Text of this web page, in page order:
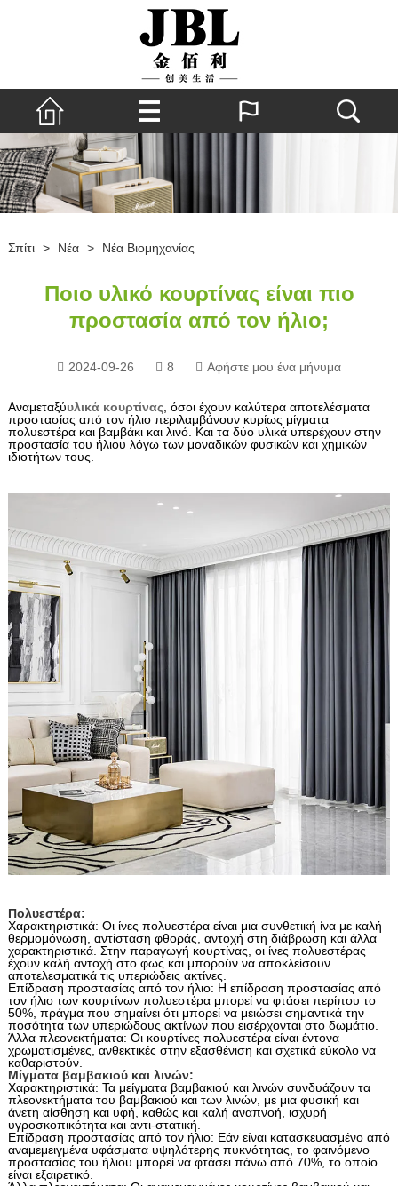
Σπίτι > Νέα > Νέα Βιομηχανίας
Ποιο υλικό κουρτίνας είναι πιο
προστασία από τον ήλιο;
2024-09-26 8 Αφήστε μου ένα μήνυμα
Αναμεταξύυλικά κουρτίνας, όσοι έχουν καλύτερα αποτελέσματα
προστασίας από τον ήλιο περιλαμβάνουν κυρίως μίγματα
πολυεστέρα και βαμβάκι και λινό. Και τα δύο υλικά υπερέχουν στην
προστασία του ήλιου λόγω των μοναδικών φυσικών και χημικών
ιδιοτήτων τους.
Πολυεστέρα:
Χαρακτηριστικά: Οι ίνες πολυεστέρα είναι μια συνθετική ίνα με καλή
θερμομόνωση, αντίσταση φθοράς, αντοχή στη διάβρωση και άλλα
χαρακτηριστικά. Στην παραγωγή κουρτίνας, οι ίνες πολυεστέρας
έχουν καλή αντοχή στο φως και μπορούν να αποκλείσουν
αποτελεσματικά τις υπεριώδεις ακτίνες.
Επίδραση προστασίας από τον ήλιο: Η επίδραση προστασίας από
τον ήλιο των κουρτίνων πολυεστέρα μπορεί να φτάσει περίπου το
50%, πράγμα που σημαίνει ότι μπορεί να μειώσει σημαντικά την
ποσότητα των υπεριώδους ακτίνων που εισέρχονται στο δωμάτιο.
Άλλα πλεονεκτήματα: Οι κουρτίνες πολυεστέρα είναι έντονα
χρωματισμένες, ανθεκτικές στην εξασθένιση και σχετικά εύκολο να
καθαριστούν.
Μίγματα βαμβακιού και λινών:
Χαρακτηριστικά: Τα μείγματα βαμβακιού και λινών συνδυάζουν τα
πλεονεκτήματα του βαμβακιού και των λινών, με μια φυσική και
άνετη αίσθηση και υφή, καθώς και καλή αναπνοή, ισχυρή
υγροσκοπικότητα και αντι-στατική.
Επίδραση προστασίας από τον ήλιο: Εάν είναι κατασκευασμένο από
αναμεμειγμένα υφάσματα υψηλότερης πυκνότητας, το φαινόμενο
προστασίας του ήλιου μπορεί να φτάσει πάνω από 70%, το οποίο
είναι εξαιρετικό.